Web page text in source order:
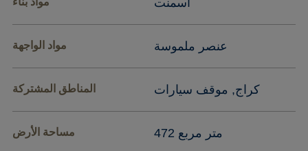
أسمنت
مواد الواجهة عنصر ملموسة
المناطق المشتركة كراج, موقف سيارات
مساحة الأرض 472 متر مربع